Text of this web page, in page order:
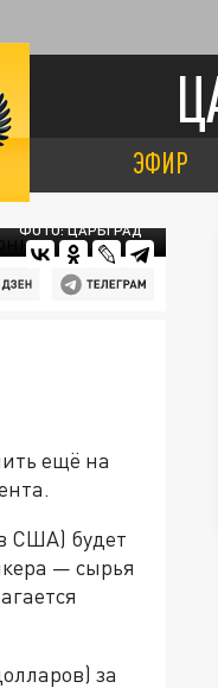
ЭФИР
ФОТО: ЦАРЬГРАД
ещё на
США) будет
— сырья
за